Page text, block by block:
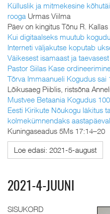
Külluslik ja mitmekesine
rooga Urmas Viilma
Päev on kingitus Tõnu R. Kallas
Kui digitaalseks muutub
Interneti väljakutse koputab
Väikesest isamaast ja
Pastor Siilas Kase
Tõrva Immaanueli Kogudus sai
Lõikusaeg Piiblis, ristsõna
Mustvee Betaania Kogudus 100
Eesti Kirikute Nõukogu läkitus
kolmekümnendaks
Kuningaseadus 5Ms 17:14–20
Loe edasi: 2021-5-august
2021-4-JUUNI
SISUKORD